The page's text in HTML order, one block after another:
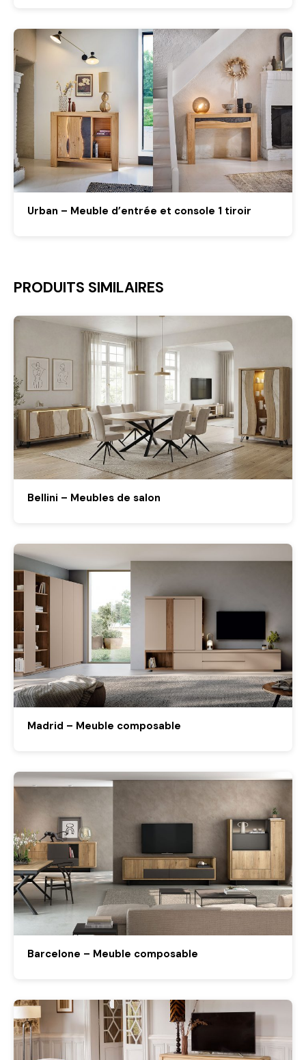
Urban – Meuble d’entrée et console 1 tiroir
PRODUITS SIMILAIRES
Bellini – Meubles de salon
Madrid – Meuble composable
Barcelone – Meuble composable